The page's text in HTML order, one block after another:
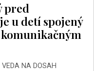
pred
u detí spojený
VEDA NA DOSAH